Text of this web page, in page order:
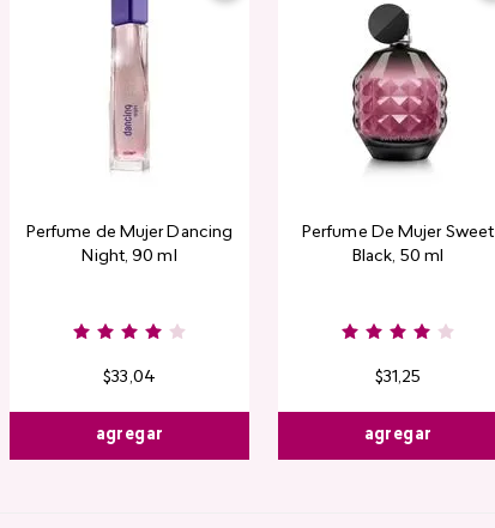
Perfume de Mujer Dancing
Night, 90 ml
$33 ,04
agregar
Perfume De Mujer Sweet
Black, 50 ml
$31,25
agregar
Burgundy
Rose Pink Dusty